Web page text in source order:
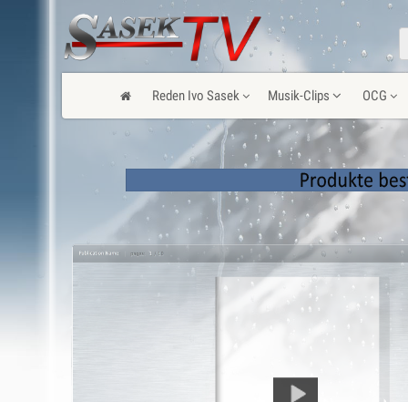
Reden Ivo Sasek Musik-Clips OCG